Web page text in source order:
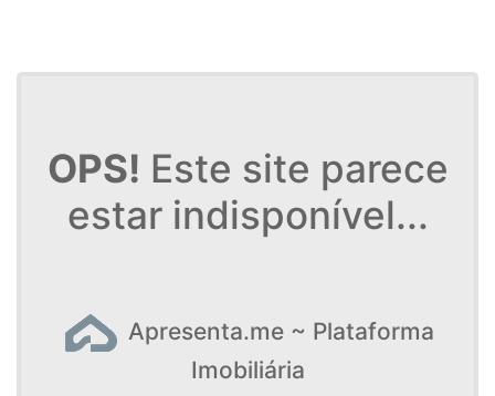
OPS! Este site parece
estar indisponível...
Apresenta.me ~ Plataforma
Imobiliária